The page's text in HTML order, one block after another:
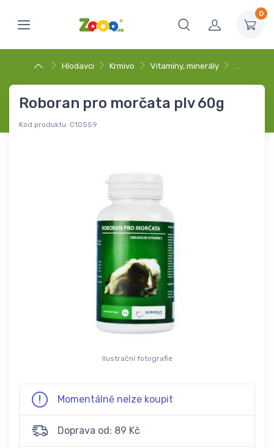
0
Hlodavci Krmivo Vitamíny, minerály …
Roboran pro morčata plv 60g
Kód produktu: C10559
Ilustrační fotografie
Momentálně nelze koupit
Doprava od: 89 Kč